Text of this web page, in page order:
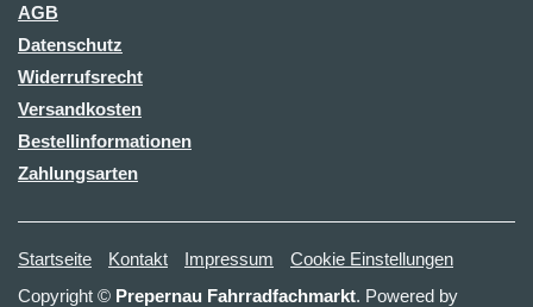
AGB
Datenschutz
Widerrufsrecht
Versandkosten
Bestellinformationen
Zahlungsarten
Startseite Kontakt Impressum
Cookie Einstellungen
Copyright © Prepernau Fahrradfachmarkt. Powered by